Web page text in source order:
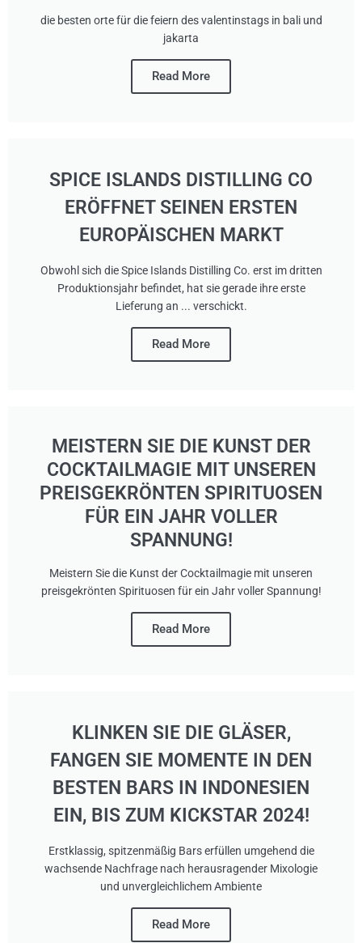
die besten orte für die feiern des valentinstags in bali und
jakarta
Read More
SPICE ISLANDS DISTILLING CO
ERÖFFNET SEINEN ERSTEN
EUROPÄISCHEN MARKT
Obwohl sich die Spice Islands Distilling Co. erst im dritten
Produktionsjahr befindet, hat sie gerade ihre erste
Lieferung an ... verschickt.
Read More
MEISTERN SIE DIE KUNST DER
COCKTAILMAGIE MIT UNSEREN
PREISGEKRÖNTEN SPIRITUOSEN
FÜR EIN JAHR VOLLER
SPANNUNG!
Meistern Sie die Kunst der Cocktailmagie mit unseren
preisgekrönten Spirituosen für ein Jahr voller Spannung!
Read More
KLINKEN SIE DIE GLÄSER,
FANGEN SIE MOMENTE IN DEN
BESTEN BARS IN INDONESIEN
EIN, BIS ZUM KICKSTAR 2024!
Erstklassig, spitzenmäßig Bars erfüllen umgehend die
wachsende Nachfrage nach herausragender Mixologie
und unvergleichlichem Ambiente
Read More